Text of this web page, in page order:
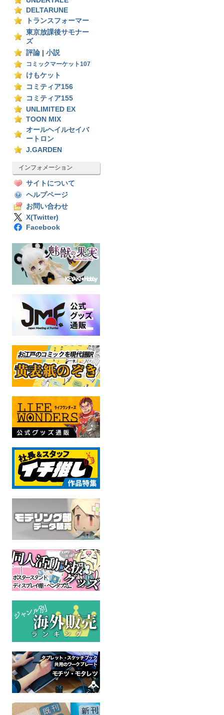
DELTARUNE
トランスフォーマー
東京放課後サモナー
ズ
評論
小説
コミックマーケット107
けもケット
コミティア156
コミティア155
UNLIMITED EX
TOON MIX
オールヘイルセイバ
ートロン
J.GARDEN
インフォメーション
サイトについて
ヘルプページ
お問い合わせ
X(Twitter)
Facebook